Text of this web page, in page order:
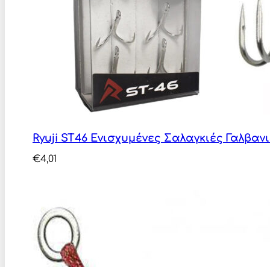
Ryuji ST46 Ενισχυμένες Σαλαγκιές
€4,01